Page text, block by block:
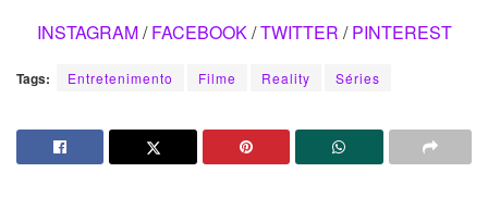
INSTAGRAM/FACEBOOK/TWITTER /PINTEREST
Tags: Entretenimento Filme Reality Séries